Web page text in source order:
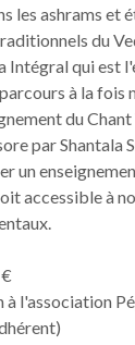
les ashrams et
du
Intégral qui est
à la fois
du
par Shantala
un
accessible à
à l'association